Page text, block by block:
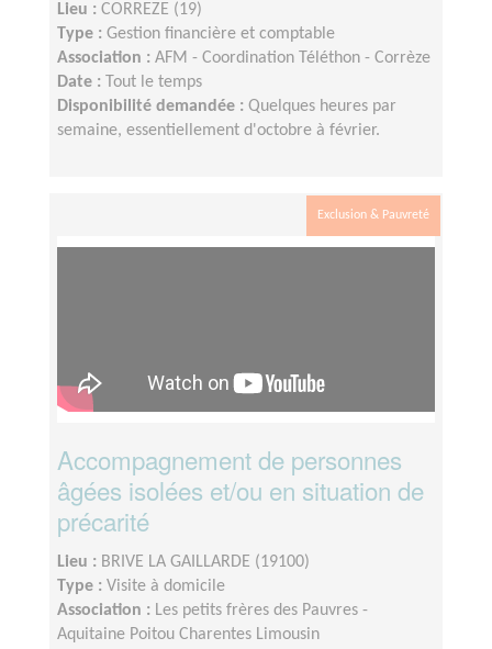
Lieu : CORREZE (19)
Type : Gestion financière et comptable
Association : AFM - Coordination Téléthon - Corrèze
Date :
Tout le temps
Disponibilité demandée : Quelques heures par
semaine, essentiellement d'octobre à février.
Exclusion & Pauvreté
Accompagnement de personnes
âgées isolées et/ou en situation de
précarité
Lieu : BRIVE LA GAILLARDE (19100)
Type : Visite à domicile
Association : Les petits frères des Pauvres -
Aquitaine Poitou Charentes Limousin